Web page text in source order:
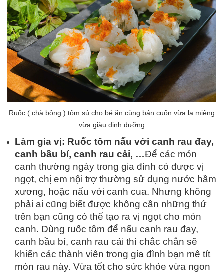
Ruốc ( chà bông ) tôm sú cho bé ăn cùng bán cuốn vừa lạ miệng
vừa giàu dinh dưỡng
Làm gia vị: Ruốc tôm nấu với canh rau đay,
canh bầu bí, canh rau cải, …Để các món
canh thường ngày trong gia đình có được vị
ngọt, chị em nội trợ thường sử dụng nước hầm
xương, hoặc nấu với canh cua. Nhưng không
phải ai cũng biết được không cần những thứ
trên bạn cũng có thể tạo ra vị ngọt cho món
canh. Dùng ruốc tôm để nấu canh rau đay,
canh bầu bí, canh rau cải thì chắc chắn sẽ
khiến các thành viên trong gia đình bạn mê tít
món rau này. Vừa tốt cho sức khỏe vừa ngon